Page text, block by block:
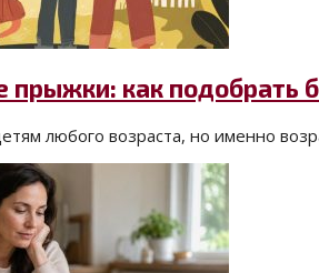
прыжки: как подобрать
любого возраста, но именно